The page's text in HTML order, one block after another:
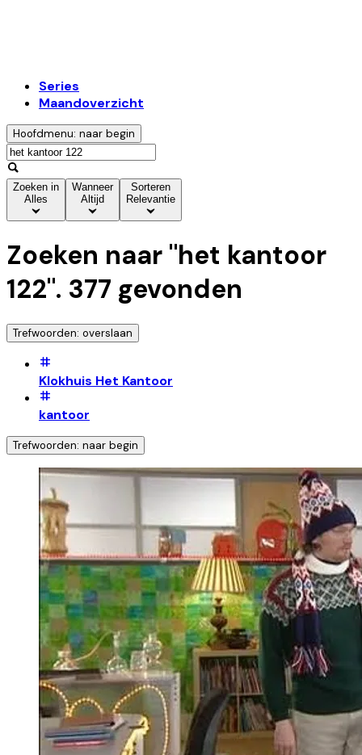
Series
Maandoverzicht
Hoofdmenu: naar begin
Zoeken in
Alles
Wanneer
Altijd
Sorteren
Relevantie
Zoeken naar "het kantoor
122". 377 gevonden
Trefwoorden: overslaan
Klokhuis Het Kantoor
kantoor
Trefwoorden: naar begin